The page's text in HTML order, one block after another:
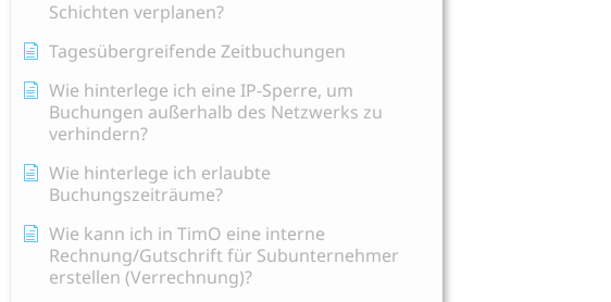
Schichten verplanen?
Tagesübergreifende Zeitbuchungen
Wie hinterlege ich eine IP-Sperre, um
Buchungen außerhalb des Netzwerks zu
verhindern?
Wie hinterlege ich erlaubte
Buchungszeiträume?
Wie kann ich in TimO eine interne
Rechnung/Gutschrift für Subunternehmer
erstellen (Verrechnung)?